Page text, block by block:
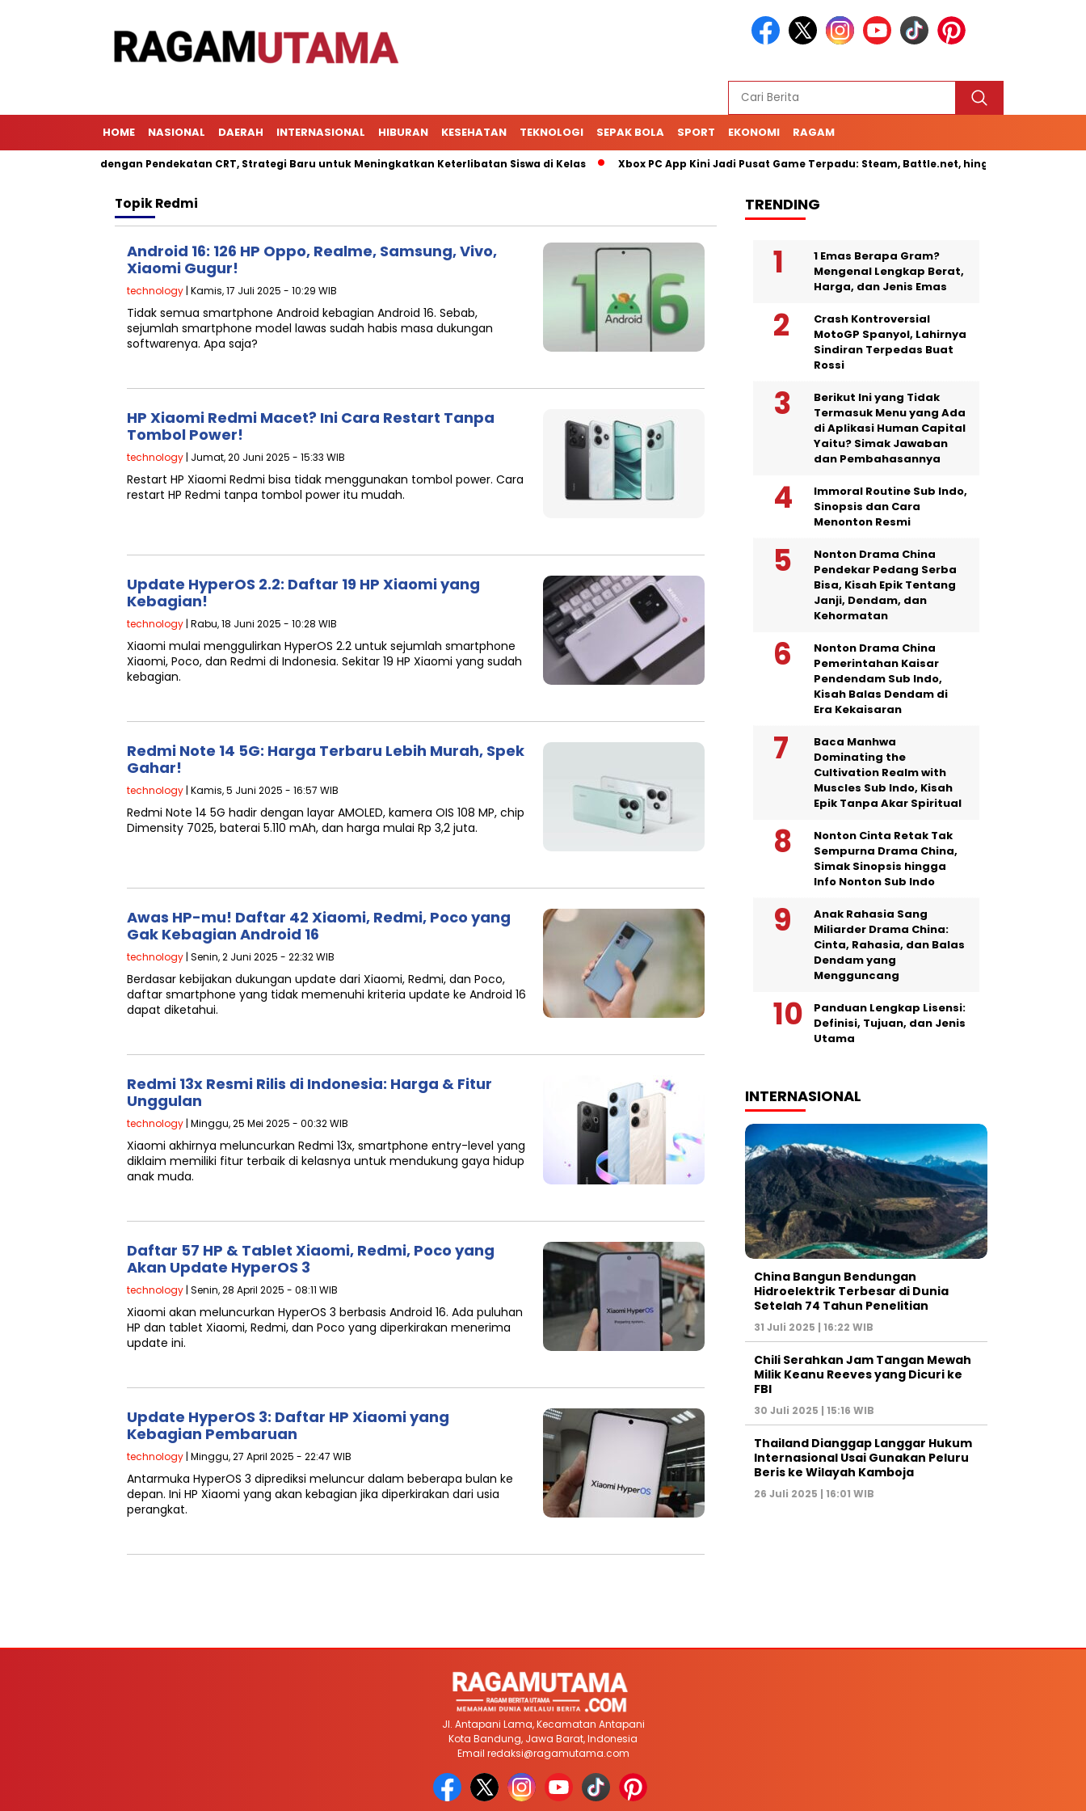
HOME NASIONAL DAERAH INTERNASIONAL HIBURAN KESEHATAN TEKNOLOGI SEPAK BOLA SPORT EKONOMI RAGAM
dengan Pendekatan CRT, Strategi Baru untuk Meningkatkan Keterlibatan Siswa di Kelas Xbox PC App Kini Jadi Pusat Game Terpadu: Steam, Battle.net, hingga Cloud Gaming
TopikRedmi
Android 16: 126 HP Oppo, Realme, Samsung, Vivo,
Xiaomi Gugur!
technology | Kamis, 17 Juli 2025 - 10:29 WIB
Tidak semua smartphone Android kebagian Android 16. Sebab,
sejumlah smartphone model lawas sudah habis masa dukungan
softwarenya. Apa saja?
HP Xiaomi Redmi Macet? Ini Cara Restart Tanpa
Tombol Power!
technology | Jumat, 20 Juni 2025 - 15:33 WIB
Restart HP Xiaomi Redmi bisa tidak menggunakan tombol power. Cara
restart HP Redmi tanpa tombol power itu mudah.
Update HyperOS 2.2: Daftar 19 HP Xiaomi yang
Kebagian!
technology | Rabu, 18 Juni 2025 - 10:28 WIB
Xiaomi mulai menggulirkan HyperOS 2.2 untuk sejumlah smartphone
Xiaomi, Poco, dan Redmi di Indonesia. Sekitar 19 HP Xiaomi yang sudah
kebagian.
Redmi Note 14 5G: Harga Terbaru Lebih Murah, Spek
Gahar!
technology | Kamis, 5 Juni 2025 - 16:57 WIB
Redmi Note 14 5G hadir dengan layar AMOLED, kamera OIS 108 MP, chip
Dimensity 7025, baterai 5.110 mAh, dan harga mulai Rp 3,2 juta.
Awas HP-mu! Daftar 42 Xiaomi, Redmi, Poco yang
Gak Kebagian Android 16
technology | Senin, 2 Juni 2025 - 22:32 WIB
Berdasar kebijakan dukungan update dari Xiaomi, Redmi, dan Poco,
daftar smartphone yang tidak memenuhi kriteria update ke Android 16
dapat diketahui.
Redmi 13x Resmi Rilis di Indonesia: Harga & Fitur
Unggulan
technology | Minggu, 25 Mei 2025 - 00:32 WIB
Xiaomi akhirnya meluncurkan Redmi 13x, smartphone entry-level yang
diklaim memiliki fitur terbaik di kelasnya untuk mendukung gaya hidup
anak muda.
Daftar 57 HP & Tablet Xiaomi, Redmi, Poco yang
Akan Update HyperOS 3
technology | Senin, 28 April 2025 - 08:11 WIB
Xiaomi akan meluncurkan HyperOS 3 berbasis Android 16. Ada puluhan
HP dan tablet Xiaomi, Redmi, dan Poco yang diperkirakan menerima
update ini.
Update HyperOS 3: Daftar HP Xiaomi yang
Kebagian Pembaruan
technology | Minggu, 27 April 2025 - 22:47 WIB
Antarmuka HyperOS 3 diprediksi meluncur dalam beberapa bulan ke
depan. Ini HP Xiaomi yang akan kebagian jika diperkirakan dari usia
perangkat.
TRENDING
1 Emas Berapa Gram?
Mengenal Lengkap Berat,
Harga, dan Jenis Emas
Crash Kontroversial
MotoGP Spanyol, Lahirnya
Sindiran Terpedas Buat
Rossi
Berikut Ini yang Tidak
Termasuk Menu yang Ada
di Aplikasi Human Capital
Yaitu? Simak Jawaban
dan Pembahasannya
Immoral Routine Sub Indo,
Sinopsis dan Cara
Menonton Resmi
Nonton Drama China
Pendekar Pedang Serba
Bisa, Kisah Epik Tentang
Janji, Dendam, dan
Kehormatan
Nonton Drama China
Pemerintahan Kaisar
Pendendam Sub Indo,
Kisah Balas Dendam di
Era Kekaisaran
Baca Manhwa
Dominating the
Cultivation Realm with
Muscles Sub Indo, Kisah
Epik Tanpa Akar Spiritual
Nonton Cinta Retak Tak
Sempurna Drama China,
Simak Sinopsis hingga
Info Nonton Sub Indo
Anak Rahasia Sang
Miliarder Drama China:
Cinta, Rahasia, dan Balas
Dendam yang
Mengguncang
Panduan Lengkap Lisensi:
Definisi, Tujuan, dan Jenis
Utama
INTERNASIONAL
China Bangun Bendungan
Hidroelektrik Terbesar di Dunia
Setelah 74 Tahun Penelitian
31 Juli 2025 | 16:22 WIB
Chili Serahkan Jam Tangan Mewah
Milik Keanu Reeves yang Dicuri ke
FBI
30 Juli 2025 | 15:16 WIB
Thailand Dianggap Langgar Hukum
Internasional Usai Gunakan Peluru
Beris ke Wilayah Kamboja
26 Juli 2025 | 16:01 WIB
Jl. Antapani Lama, Kecamatan Antapani
Kota Bandung, Jawa Barat, Indonesia
Email redaksi@ragamutama.com